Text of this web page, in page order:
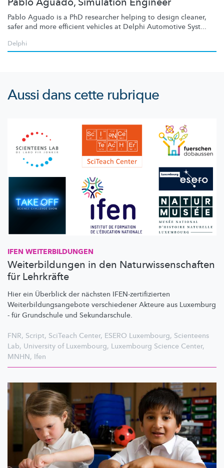
Pablo Aguado is a PhD researcher helping to design cleaner,
safer and more efficient vehicles at Delphi Automotive Syst...
Delphi
Aussi dans cette rubrique
IFEN WEITERBILDUNGEN
Weiterbildungen in den Naturwissenschaften
für Lehrkräfte
Hier ein Überblick der nächsten IFEN-zertifizierten
Weiterbildungsangebote verschiedener Akteure aus Luxemburg
- für Grundschule und Sekundarschule.
FNR, Script, SciTeach Center, ESERO Luxembourg, Scienteens
Lab, University of Luxembourg, Luxembourg Science Center,
MNHN, Ifen